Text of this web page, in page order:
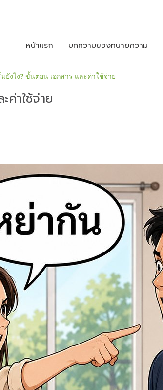
หน้าแรก บทความของทนายความ
มยังไง? ขั้นตอน เอกสาร และค่าใช้จ่าย
ค่าใช้จ่าย